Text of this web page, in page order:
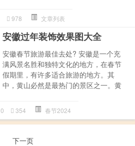
978 文章列表
安徽过年装饰效果图大全
安徽春节旅游最佳去处? 安徽是一个充
满风景名胜和独特文化的地方，在春节
假期里，有许多适合旅游的地方。其
中，黄山必然是最热门的景区之一。黄
0 354 春节2024
下一页